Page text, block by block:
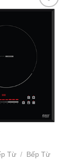
Từ / Bếp Từ